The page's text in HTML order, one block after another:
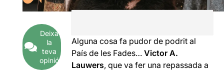
Deixa
la
teva
opinió
Alguna cosa fa pudor de podrit al
País de les Fades…Victor A.
Lauwers, que va fer una repassada a